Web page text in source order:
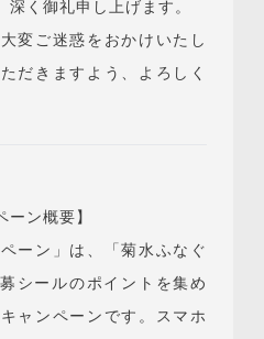
く御礼申し上げます。
変ご迷惑をおかけいたし
だきますよう、よろしく
ーン概要】
ーン」は、「菊水ふなぐ
シールのポイントを集め
ャンペーンです。スマホ